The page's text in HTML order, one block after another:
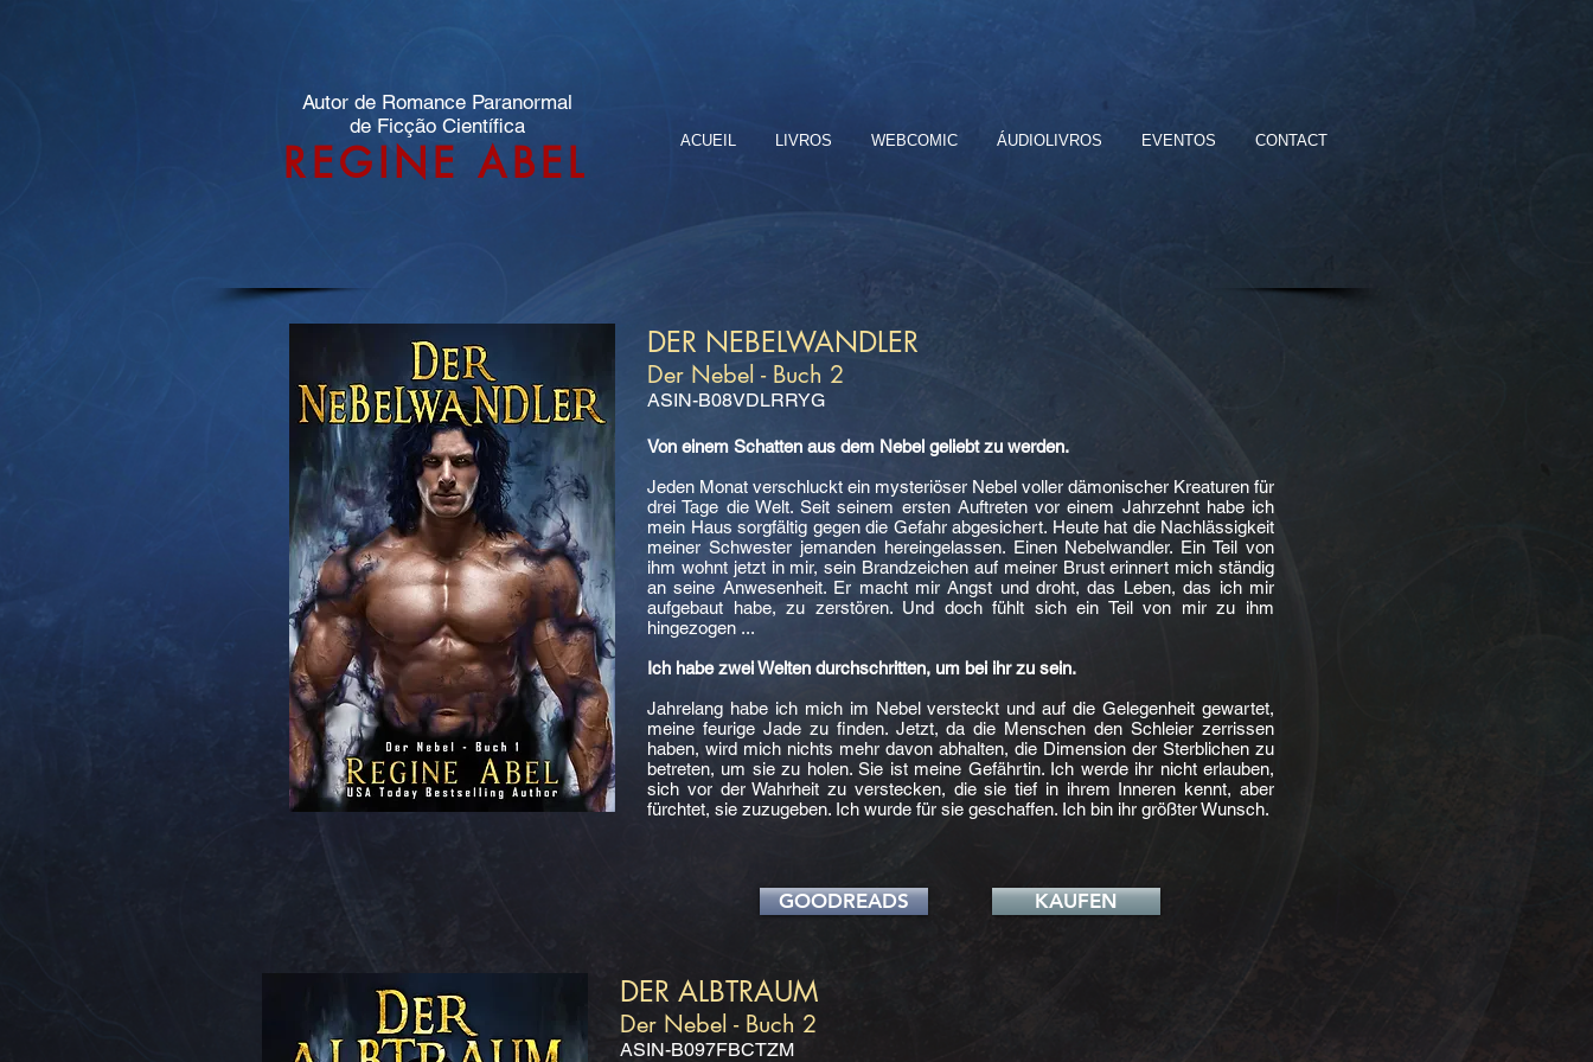
Autor de Romance Paranormal
de Ficção Científica
REGINE ABEL ACUEIL LIVROS WEBCOMIC ÁUDIOLIVROS EVENTOS CONTACT
DER NEBELWANDLER
Der Nebel - Buch 2
ASIN-B08VDLRRYG
Von einem Schatten aus dem Nebel geliebt zu werden.
Jeden Monat verschluckt ein mysteriöser Nebel voller dämonischer Kreaturen für
drei Tage die Welt. Seit seinem ersten Auftreten vor einem Jahrzehnt habe ich
mein Haus sorgfältig gegen die Gefahr abgesichert. Heute hat die Nachlässigkeit
meiner Schwester jemanden hereingelassen. Einen Nebelwandler. Ein Teil von
ihm wohnt jetzt in mir, sein Brandzeichen auf meiner Brust erinnert mich ständig
an seine Anwesenheit. Er macht mir Angst und droht, das Leben, das ich mir
aufgebaut habe, zu zerstören. Und doch fühlt sich ein Teil von mir zu ihm
hingezogen ...
Ich habe zwei Welten durchschritten, um bei ihr zu sein.
Jahrelang habe ich mich im Nebel versteckt und auf die Gelegenheit gewartet,
meine feurige Jade zu finden. Jetzt, da die Menschen den Schleier zerrissen
haben, wird mich nichts mehr davon abhalten, die Dimension der Sterblichen zu
betreten, um sie zu holen. Sie ist meine Gefährtin. Ich werde ihr nicht erlauben,
sich vor der Wahrheit zu verstecken, die sie tief in ihrem Inneren kennt, aber
fürchtet, sie zuzugeben. Ich wurde für sie geschaffen. Ich bin ihr größter Wunsch.
GOODREADS KAUFEN
DER ALBTRAUM
Der Nebel - Buch 2
ASIN-B097FBCTZM